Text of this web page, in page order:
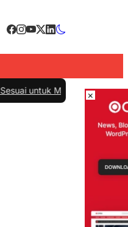
Menunjang Kenyamanan dan
×